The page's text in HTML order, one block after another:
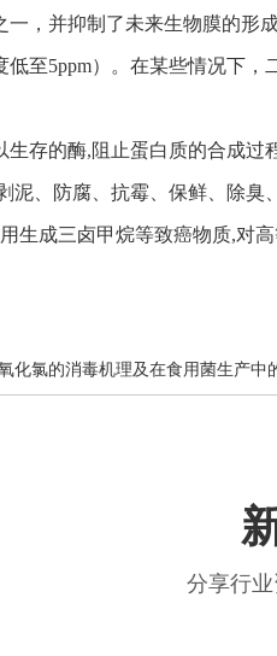
，并抑制了未来生物膜的形
至5ppm）。在某些情况下
存的酶,阻止蛋白质的合成过
、防腐、抗霉、保鲜、除臭
生成三卤甲烷等致癌物质,对
化氯的消毒机理及在食用菌生产中
分享行